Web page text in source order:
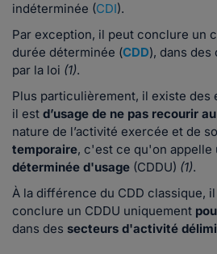
indéterminée (CDI).
Par exception, il peut conclure un
durée déterminée (CDD), dans
par la loi (1).
Plus particulièrement, il existe des
il est d’usage de ne pas recourir
nature de l’activité exercée et de
temporaire, c'est ce qu'on appelle
déterminée d'usage (CDDU) (1).
À la différence du CDD classique,
conclure un CDDU uniquement
dans des secteurs d'activité